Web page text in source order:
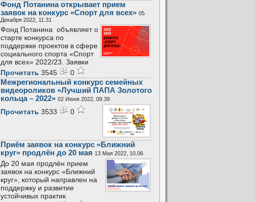
Фонд Потанина открывает прием
заявок на конкурс «Спорт для всех» 05
Декабря 2022, 11.31
Фонд Потанина объявляет о
старте конкурса по
поддержке проектов в сфере
социального спорта «Спорт
для всех» 2022/23. Заявки
Прочитать 3545
0
Межрегиональный конкурс семейных
видеороликов «Лучший ПАПА Золотого
кольца – 2022» 02 Июня 2022, 09.39
Прочитать 3533 0
Приём заявок на конкурс «Ближний
круг» продлён до 20 мая 13 Мая 2022, 10.06
До 20 мая продлён прием
заявок на конкурс «Ближний
круг», который направлен на
поддержку и развитие
устойчивых практик